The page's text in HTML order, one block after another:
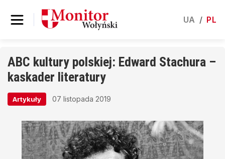
UA / PL
ABC kultury polskiej: Edward Stachura –
kaskader literatury
Artykuły 07 listopada 2019